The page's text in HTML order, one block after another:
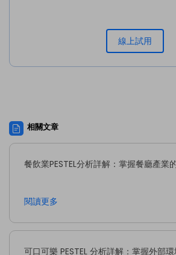
線上試用
相關文章
餐飲業PESTEL分析詳解：掌握餐廳產業
閱讀更多
可口可樂 PESTEL 分析詳解：掌握外部